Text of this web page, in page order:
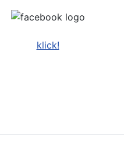
klick!